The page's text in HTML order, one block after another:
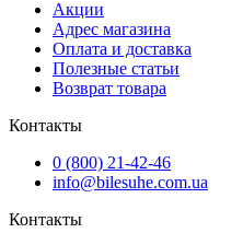
Акции
Адрес магазина
Оплата и доставка
Полезные статьи
Возврат товара
Контакты
0 (800) 21-42-46
info@bilesuhe.com.ua
Контакты